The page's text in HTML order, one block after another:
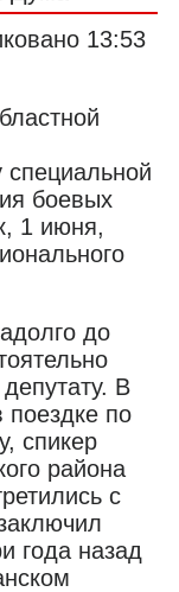
13:53
специальной
боевых
1 июня,
до
В
поездке по
спикер
района
с
года назад